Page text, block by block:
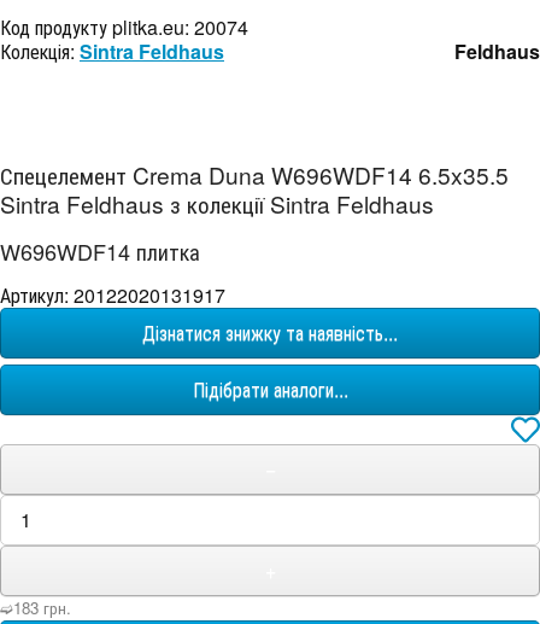
Код продукту plitka.eu: 20074
Колекція: Sintra Feldhaus Feldhaus
Спецелемент Crema Duna W696WDF14 6.5x35.5
Sintra Feldhaus з колекції Sintra Feldhaus
W696WDF14 плитка
Артикул: 20122020131917
Дізнатися знижку та наявність...
Підібрати аналоги...
➫183 грн.